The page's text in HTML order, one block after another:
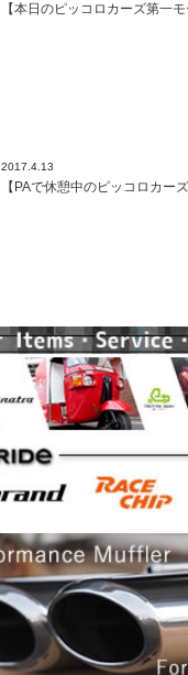
【本日のピッコロカーズ第一モ
2017.4.13
【PAで休憩中のピッコロカーズ